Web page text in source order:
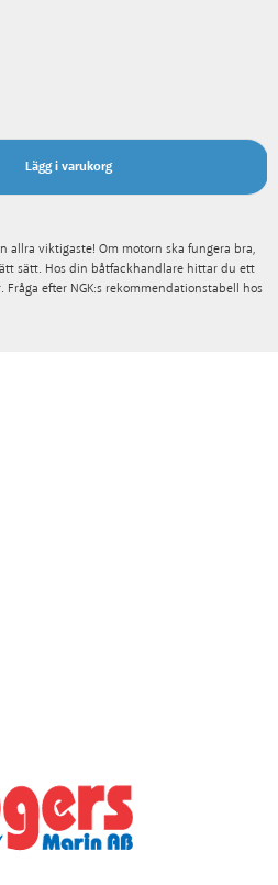
Lägg i varukorg
allra viktigaste! Om motorn ska fungera bra,
sätt. Hos din båtfackhandlare hittar du ett
efter NGK:s rekommendationstabell hos